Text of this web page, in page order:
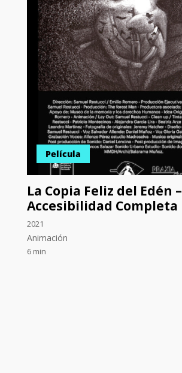
Película
La Copia Feliz del Edén –
Accesibilidad Completa
2021
Animación
6 min